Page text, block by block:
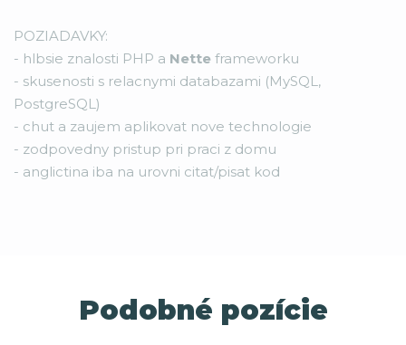
POZIADAVKY:
- hlbsie znalosti PHP a Nette frameworku
- skusenosti s relacnymi databazami (MySQL,
PostgreSQL)
- chut a zaujem aplikovat nove technologie
- zodpovedny pristup pri praci z domu
- anglictina iba na urovni citat/pisat kod
Podobné pozície